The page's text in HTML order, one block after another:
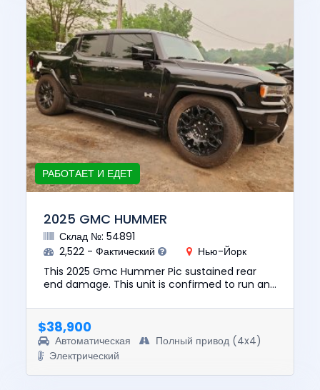
РАБОТАЕТ И ЕДЕТ
2025 GMC HUMMER
Склад №: 54891
2,522 - Фактический
Нью-Йорк
This 2025 Gmc Hummer Pic sustained rear
end damage. This unit is confirmed to run and
was $97559. This vehi...
$38,900
Автоматическая
Полный привод (4x4)
Электрический